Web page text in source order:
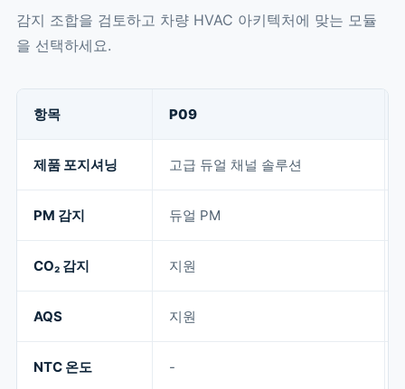
감지 조합을 검토하고 차량 HVAC 아키텍처에 맞는 모듈
을 선택하세요.
항목 P09
제품 포지셔닝 고급 듀얼 채널 솔루션
PM 감지 듀얼 PM
CO₂ 감지 지원
AQS 지원
NTC 온도 -